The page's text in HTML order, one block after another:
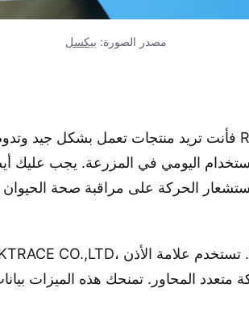
مصدر الصورة: بيكسل
الحركة على مراقبة صحة الحيوان
المحاور. تمنحك هذه الميزات